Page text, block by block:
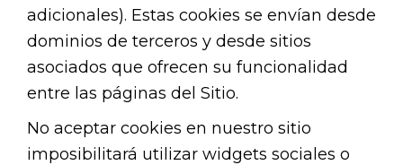
adicionales). Estas cookies se envían desde
dominios de terceros y desde sitios
asociados que ofrecen su funcionalidad
entre las páginas del Sitio.
No aceptar cookies en nuestro sitio
imposibilitará utilizar widgets sociales o